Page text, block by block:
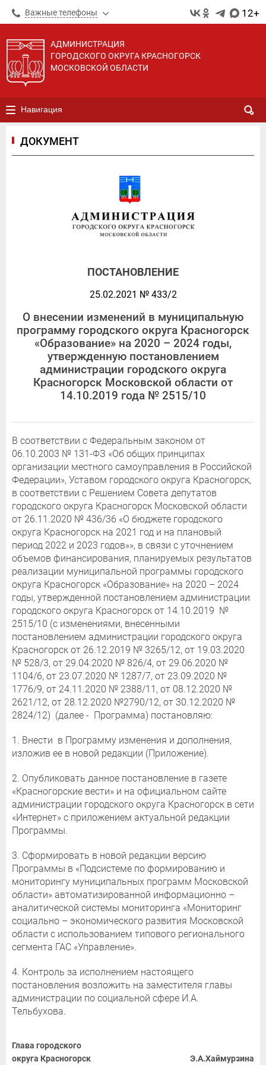
Важные телефоны 12+
АДМИНИСТРАЦИЯ
ГОРОДСКОГО ОКРУГА КРАСНОГОРСК
МОСКОВСКОЙ ОБЛАСТИ
Навигация
ДОКУМЕНТ
ПОСТАНОВЛЕНИЕ
25.02.2021 № 433/2
О внесении изменений в муниципальную
программу городского округа Красногорск
«Образование» на 2020 – 2024 годы,
утвержденную постановлением
администрации городского округа
Красногорск Московской области от
14.10.2019 года № 2515/10
В соответствии с Федеральным законом от
06.10.2003 № 131-ФЗ «Об общих принципах
организации местного самоуправления в Российской
Федерации», Уставом городского округа Красногорск,
в соответствии с Решением Совета депутатов
городского округа Красногорск Московской области
от 26.11.2020 № 436/36 «О бюджете городского
округа Красногорск на 2021 год и на плановый
период 2022 и 2023 годов»», в связи с уточнением
объемов финансирования, планируемых результатов
реализации муниципальной программы городского
округа Красногорск «Образование» на 2020 – 2024
годы, утвержденной постановлением администрации
городского округа Красногорск от 14.10.2019 №
2515/10 (с изменениями, внесенными
постановлением администрации городского округа
Красногорск от 26.12.2019 № 3265/12, от 19.03.2020
№ 528/3, от 29.04.2020 № 826/4, от 29.06.2020 №
1104/6, от 23.07.2020 № 1287/7, от 23.09.2020 №
1776/9, от 24.11.2020 № 2388/11, от 08.12.2020 №
2621/12, от 28.12.2020 №2790/12, от 30.12.2020 №
2824/12) (далее - Программа) постановляю:
1. Внести в Программу изменения и дополнения,
изложив ее в новой редакции (Приложение).
2. Опубликовать данное постановление в газете
«Красногорские вести» и на официальном сайте
администрации городского округа Красногорск в сети
«Интернет» с приложением актуальной редакции
Программы.
3. Сформировать в новой редакции версию
Программы в «Подсистеме по формированию и
мониторингу муниципальных программ Московской
области» автоматизированной информационно –
аналитической системы мониторинга «Мониторинг
социально – экономического развития Московской
области с использованием типового регионального
сегмента ГАС «Управление».
4. Контроль за исполнением настоящего
постановления возложить на заместителя главы
администрации по социальной сфере И.А.
Тельбухова.
Глава городского
округа Красногорск
Э.А.Хаймурзина